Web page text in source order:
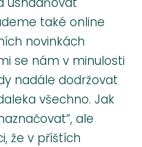
také online
novinkách
se nám v minulosti
nadále dodržovat
všechno. Jak
ale
že v příštích